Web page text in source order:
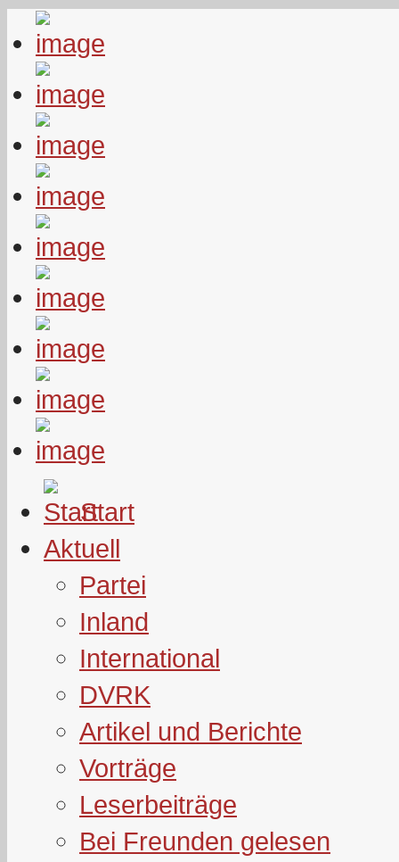
Start
Aktuell
Partei
Inland
International
DVRK
Artikel und Berichte
Vorträge
Leserbeiträge
Bei Freunden gelesen